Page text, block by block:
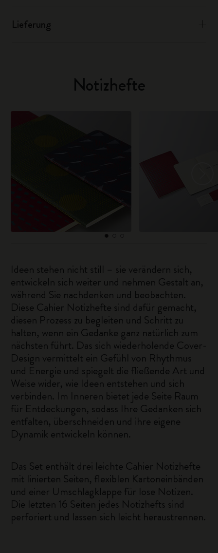
Lieferung
Notizhefte
Ideen stehen nicht still – sie verändern sich,
entwickeln sich weiter und nehmen Gestalt an,
während Sie nachdenken und beobachten.
Diese Cahier Notizhefte sind dafür gemacht,
diesen Prozess zu begleiten und Schritt zu
halten, wenn ein Gedanke ganz natürlich zum
nächsten führt. Das sich wiederholende Cover-
Design vermittelt ein Gefühl von Rhythmus
und Energie und spiegelt die fließende Art und
Weise wider, wie Ideen entstehen und sich
verbinden. Im Inneren bietet jede Seite Raum
für Entdeckungen, sodass Ihre Gedanken sich
entfalten, überschneiden und ihre eigene
Dynamik entwickeln können.
Das Set enthält drei leichte Cahier Notizhefte
mit linierten Seiten, flexiblen Kartoneinbänden
und einer Umschlagklappe für lose Notizen.
Die letzten 16 Seiten jedes Notizhefts sind
perforiert und lassen sich leicht heraustrennen.